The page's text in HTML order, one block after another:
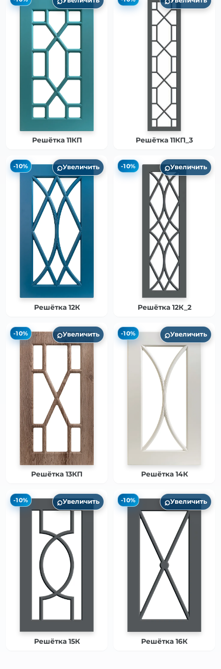
Решётка 11КП Решётка 11КП_3
-10% ⌕Увеличить
Решётка 12К
-10% ⌕Увеличить
Решётка 12К_2
-10% ⌕Увеличить
Решётка 13КП
-10% ⌕Увеличить
Решётка 14К
-10% ⌕Увеличить
Решётка 15К
-10% ⌕Увеличить
Решётка 16К